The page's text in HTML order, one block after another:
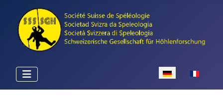
Sprache